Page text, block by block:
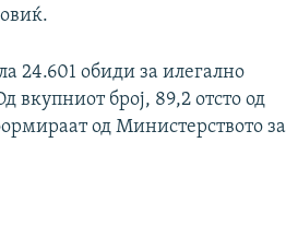
24.601 обиди за илегално
вкупниот број, 89,2 отсто од
од Министерството за